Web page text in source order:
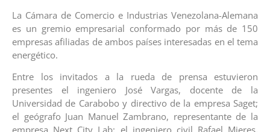
La Cámara de Comercio e Industrias Venezolana-Alemana
es un gremio empresarial conformado por más de 150
empresas afiliadas de ambos países interesadas en el tema
energético.
Entre los invitados a la rueda de prensa estuvieron
presentes el ingeniero José Vargas, docente de la
Universidad de Carabobo y directivo de la empresa Saget;
el geógrafo Juan Manuel Zambrano, representante de la